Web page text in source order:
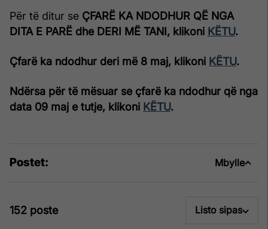
Për të ditur se ÇFARË KA NDODHUR QË NGA
DITA E PARË dhe DERI MË TANI, klikoni KËTU.
Çfarë ka ndodhur deri më 8 maj, klikoni KËTU.
Ndërsa për të mësuar se çfarë ka ndodhur që nga
data 09 maj e tutje, klikoni KËTU.
Postet: Mbylle
152 poste Listo sipas